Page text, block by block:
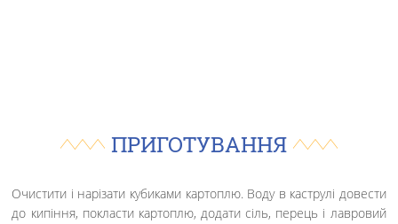
ПРИГОТУВАННЯ
Очистити і нарізати кубиками картоплю. Воду в каструлі довести
до кипіння, покласти картоплю, додати сіль, перець і лавровий